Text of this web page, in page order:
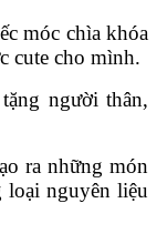
móc chìa khóa
cute cho mình.
người thân,
ra những món
loại nguyên liệu